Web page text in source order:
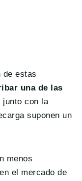
de estas
una de las
junto con la
suponen un
menos
el mercado de